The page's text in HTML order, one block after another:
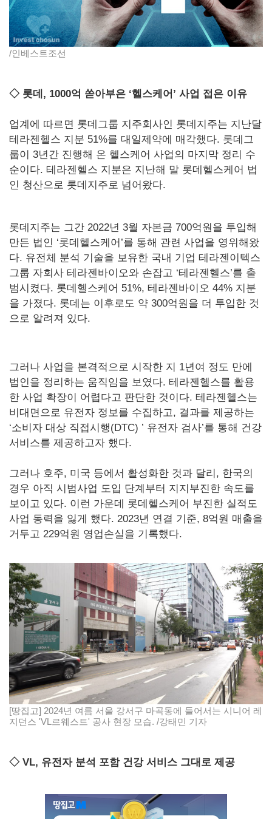
/인베스트조선
◇ 롯데, 1000억 쏟아부은 ‘헬스케어’ 사업 접은 이유
업계에 따르면 롯데그룹 지주회사인 롯데지주는 지난달
테라젠헬스 지분 51%를 대일제약에 매각했다. 롯데그
룹이 3년간 진행해 온 헬스케어 사업의 마지막 정리 수
순이다. 테라젠헬스 지분은 지난해 말 롯데헬스케어 법
인 청산으로 롯데지주로 넘어왔다.
롯데지주는 그간 2022년 3월 자본금 700억원을 투입해
만든 법인 ‘롯데헬스케어’를 통해 관련 사업을 영위해왔
다. 유전체 분석 기술을 보유한 국내 기업 테라젠이텍스
그룹 자회사 테라젠바이오와 손잡고 ‘테라젠헬스’를 출
범시켰다. 롯데헬스케어 51%, 테라젠바이오 44% 지분
을 가졌다. 롯데는 이후로도 약 300억원을 더 투입한 것
으로 알려져 있다.
그러나 사업을 본격적으로 시작한 지 1년여 정도 만에
법인을 정리하는 움직임을 보였다. 테라젠헬스를 활용
한 사업 확장이 어렵다고 판단한 것이다. 테라젠헬스는
비대면으로 유전자 정보를 수집하고, 결과를 제공하는
‘소비자 대상 직접시행(DTC) ’ 유전자 검사’를 통해 건강
서비스를 제공하고자 했다.
그러나 호주, 미국 등에서 활성화한 것과 달리, 한국의
경우 아직 시범사업 도입 단계부터 지지부진한 속도를
보이고 있다. 이런 가운데 롯데헬스케어 부진한 실적도
사업 동력을 잃게 했다. 2023년 연결 기준, 8억원 매출을
거두고 229억원 영업손실을 기록했다.
[땅집고] 2024년 여름 서울 강서구 마곡동에 들어서는 시니어 레
지던스 'VL르웨스트' 공사 현장 모습. /강태민 기자
◇ VL, 유전자 분석 포함 건강 서비스 그대로 제공